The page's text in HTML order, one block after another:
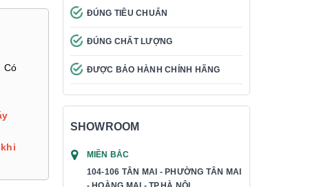
Có
ĐÚNG TIÊU CHUẨN
ĐÚNG CHẤT LƯỢNG
ĐƯỢC BẢO HÀNH CHÍNH HÃNG
SHOWROOM
MIỀN BẮC
104-106 TÂN MAI - PHƯỜNG TÂN MAI